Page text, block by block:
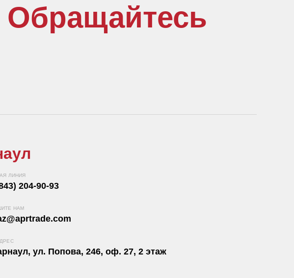
Обращайтесь
ЛИНИЯ
204-90-93
НАМ
ул. Попова, 246, оф. 27, 2 этаж